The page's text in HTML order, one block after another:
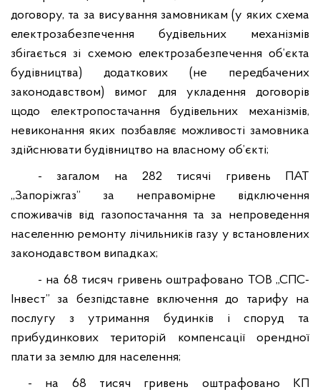
договору, та за висування замовникам (у яких схема
електрозабезпечення будівельних механізмів
збігається зі схемою електрозабезпечення об’єкта
будівництва) додаткових (не передбачених
законодавством) вимог для укладення договорів
щодо електропостачання будівельних механізмів,
невиконання яких позбавляє можливості замовника
здійснювати будівництво на власному об’єкті;
-
загалом на 282 тисячі гривень ПАТ
„Запоріжгаз”
за неправомірне
відключення
споживачів від газопостачання та за непроведення
населенню ремонту лічильників газу у встановлених
законодавством випадках;
- на 68 тисяч гривень оштрафовано ТОВ „СПС-
Інвест” за безпідставне включення до тарифу на
послугу з утримання будинків і споруд та
прибудинкових територій компенсації орендної
плати за землю для населення;
- на 68 тисяч гривень оштрафовано КП